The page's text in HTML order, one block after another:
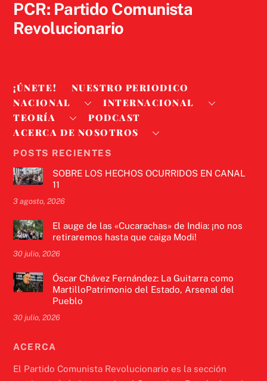
PCR: Partido Comunista
Revolucionario
¡ÚNETE!
NUESTRO PERIODICO
NACIONAL
INTERNACIONAL
TEORÍA
PODCAST
ACERCA DE NOSOTROS
POSTS RECIENTES
SOBRE LOS HECHOS OCURRIDOS EN CANAL
11
3 agosto, 2026
El auge de las «Cucarachas» de India: ¡no nos
retiraremos hasta que caiga Modi!
30 julio, 2026
Óscar Chávez Fernández: La Guitarra como
MartilloPatrimonio del Estado, Arsenal del
Pueblo
30 julio, 2026
ACERCA
El Partido Comunista Revolucionario es la sección